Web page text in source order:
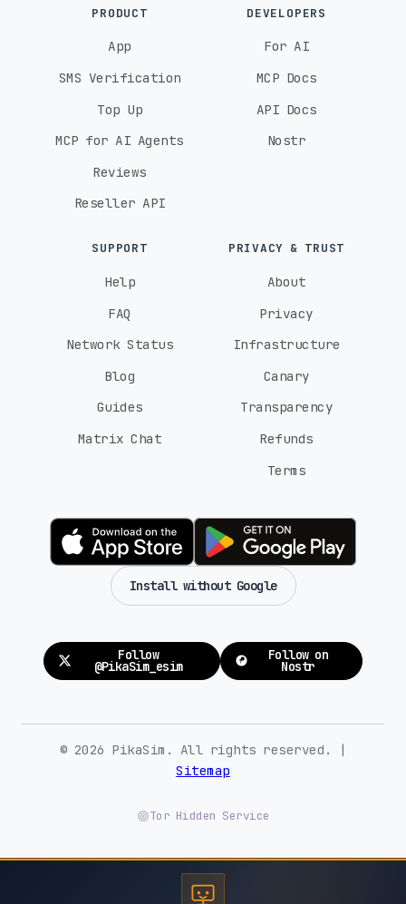
PRODUCT
App
SMS Verification
Top Up
MCP for AI Agents
Reviews
Reseller API
DEVELOPERS
For AI
MCP Docs
API Docs
Nostr
SUPPORT
Help
FAQ
Network Status
Blog
Guides
Matrix Chat
PRIVACY & TRUST
About
Privacy
Infrastructure
Canary
Transparency
Refunds
Terms
Install without Google
Follow
@PikaSim_esim
Follow on
Nostr
© 2026 PikaSim. All rights reserved. |
Sitemap
Tor Hidden Service